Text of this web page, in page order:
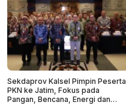
Sekdaprov Kalsel Pimpin Peserta
PKN ke Jatim, Fokus pada
Pangan, Bencana, Energi dan